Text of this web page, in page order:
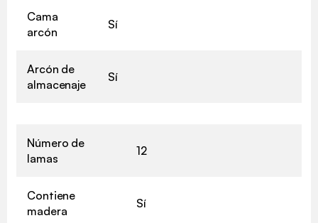
Cama
arcón
Sí
Arcón de
almacenaje
Sí
Número de
lamas
12
Contiene
madera
Sí